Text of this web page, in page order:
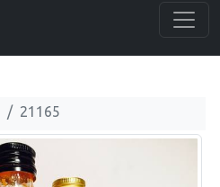
21165